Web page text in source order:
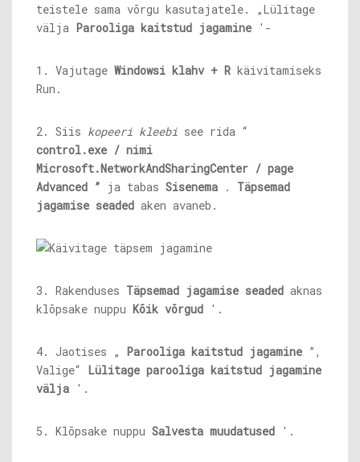
teistele sama võrgu kasutajatele. „Lülitage
välja Parooliga kaitstud jagamine '-
1. Vajutage Windowsi klahv + R käivitamiseks
Run.
2. Siis kopeeri kleebi see rida “
control.exe / nimi
Microsoft.NetworkAndSharingCenter / page
Advanced ” ja tabas Sisenema . Täpsemad
jagamise seaded aken avaneb.
3. Rakenduses Täpsemad jagamise seaded aknas
klõpsake nuppu Kõik võrgud '.
4. Jaotises „ Parooliga kaitstud jagamine ”,
Valige“ Lülitage parooliga kaitstud jagamine
välja '.
5. Klõpsake nuppu Salvesta muudatused '.